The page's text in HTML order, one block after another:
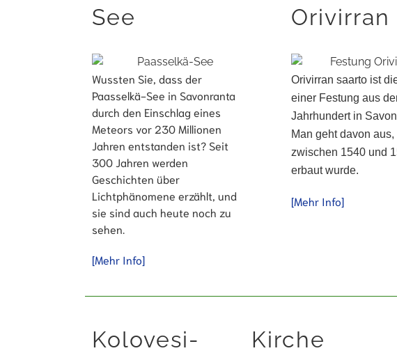
See
Wussten Sie, dass der
Paasselkä-See in Savonranta
durch den Einschlag eines
Meteors vor 230 Millionen
Jahren entstanden ist? Seit
300 Jahren werden
Geschichten über
Lichtphänomene erzählt, und
sie sind auch heute noch zu
sehen.
[Mehr Info]
Orivirran
Orivirran saarto ist
einer Festung aus
Jahrhundert in
Man geht davon
zwischen 1540 und
erbaut wurde.
[Mehr Info]
Kolovesi-
Kirche